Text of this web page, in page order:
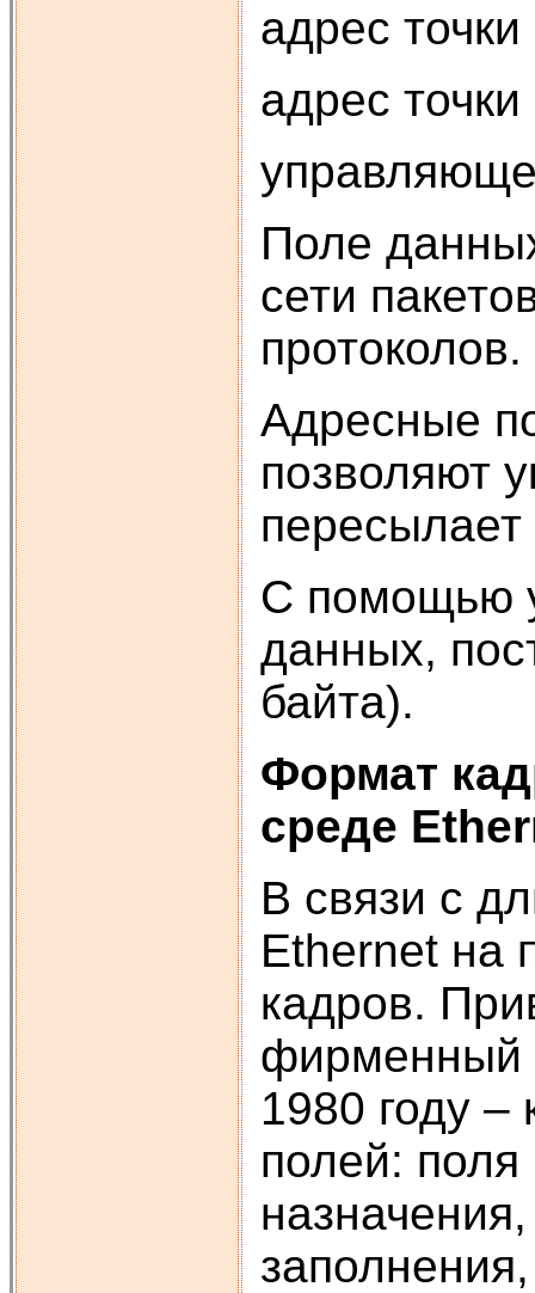
адрес
адрес
Поле
сети
Адресные
позволяют
С помощью
данных,
байта).
Формат
среде
В связи с
Ethernet на
кадров.
фирменный
1980 году –
полей: